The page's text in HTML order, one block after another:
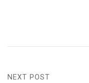
NEXT POST